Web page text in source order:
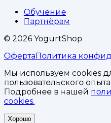
Обучение
Партнёрам
© 2026 YogurtShop
ОфертаПолитика
Мы используем cookies
пользовательского
Подробнее в нашей
cookies.
Хорошо